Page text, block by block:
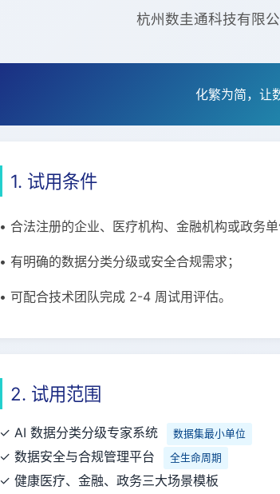
杭州数圭通科技有限
化繁为简，让
1. 试用条件
• 合法注册的企业、医疗机构、金融机构或政务单
• 有明确的数据分类分级或安全合规需求；
• 可配合技术团队完成 2-4 周试用评估。
2. 试用范围
✓ AI 数据分类分级专家系统 数据集最小单位
✓ 数据安全与合规管理平台 全生命周期
✓ 健康医疗、金融、政务三大场景模板